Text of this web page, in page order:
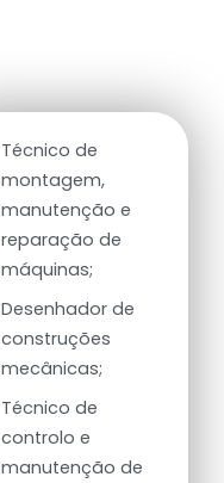
Técnico de
montagem,
manutenção e
reparação de
máquinas;
Desenhador de
construções
mecânicas;
Técnico de
controlo e
manutenção de